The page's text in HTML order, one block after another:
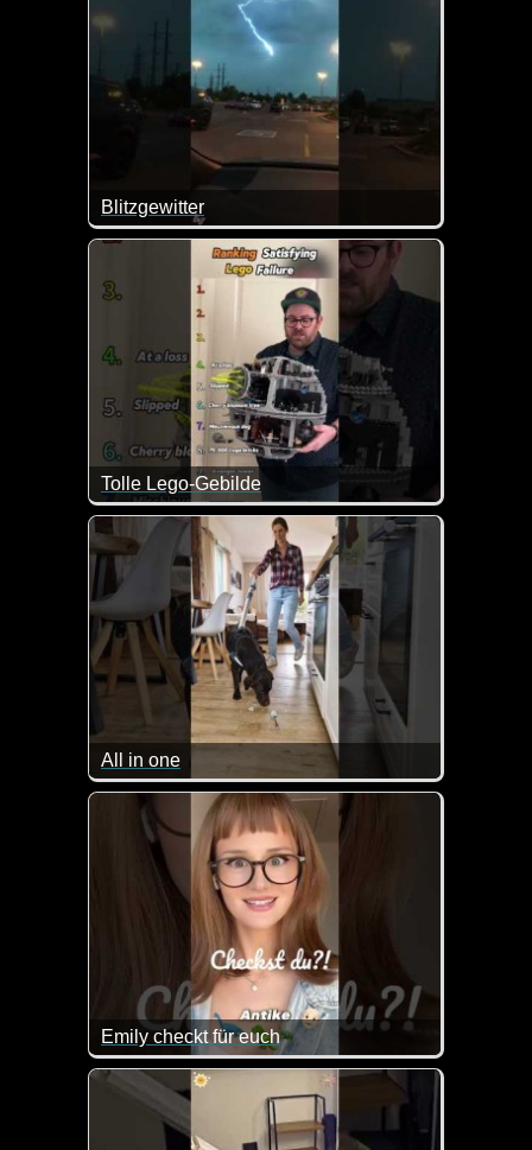
Blitzgewitter
Tolle Lego-Gebilde
Das tut einem ja im Herzen weh wie diese Lego-
All in one
Sehr praktisch so ein tierischer Wisch- und
Emily checkt für euch
Das ist wirklich sehr hilfreich und nett von der